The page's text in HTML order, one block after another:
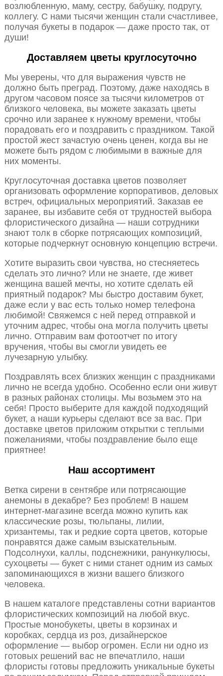
возлюбленную, маму, сестру, бабушку, подругу,
коллегу. С нами тысячи женщин стали счастливее,
получая букеты в подарок — даже просто так, от
души!
Доставляем цветы круглосуточно
Мы уверены, что для выражения чувств не
должно быть преград. Поэтому, даже находясь в
другом часовом поясе за тысячи километров от
близкого человека, вы можете заказать цветы
срочно или заранее к нужному времени, чтобы
порадовать его и поздравить с праздником. Такой
простой жест зачастую очень ценен, когда вы не
можете быть рядом с любимыми в важные для
них моменты.
Круглосуточная доставка цветов позволяет
организовать оформление корпоративов, деловых
встреч, официальных мероприятий. Заказав ее
заранее, вы избавите себя от трудностей выбора
флористического дизайна — наши сотрудники
знают толк в сборке потрясающих композиций,
которые подчеркнут основную концепцию встречи.
Хотите выразить свои чувства, но стесняетесь
сделать это лично? Или не знаете, где живет
женщина вашей мечты, но хотите сделать ей
приятный подарок? Мы быстро доставим букет,
даже если у вас есть только номер телефона
любимой! Свяжемся с ней перед отправкой и
уточним адрес, чтобы она могла получить цветы
лично. Отправим вам фотоотчет по итогу
вручения, чтобы вы смогли увидеть ее
лучезарную улыбку.
Поздравлять всех близких женщин с праздниками
лично не всегда удобно. Особенно если они живут
в разных районах столицы. Мы возьмем это на
себя! Просто выберите для каждой подходящий
букет, а наши курьеры сделают все за вас. При
доставке цветов приложим открытки с теплыми
пожеланиями, чтобы поздравление было еще
приятнее!
Наш ассортимент
Ветка сирени в сентябре или потрясающие
анемоны в декабре? Без проблем! В нашем
интернет-магазине всегда можно купить как
классические розы, тюльпаны, лилии,
хризантемы, так и редкие сорта цветов, которые
понравятся даже самым взыскательным.
Подсолнухи, каллы, подснежники, ранункулюсы,
сухоцветы — букет с ними станет одним из самых
запоминающихся в жизни вашего близкого
человека.
В нашем каталоге представлены сотни вариантов
флористических композиций на любой вкус.
Простые монобукеты, цветы в корзинах и
коробках, сердца из роз, дизайнерское
оформление — выбор огромен. Если ни одно из
готовых решений вас не впечатлило, наши
флористы готовы предложить уникальные букеты